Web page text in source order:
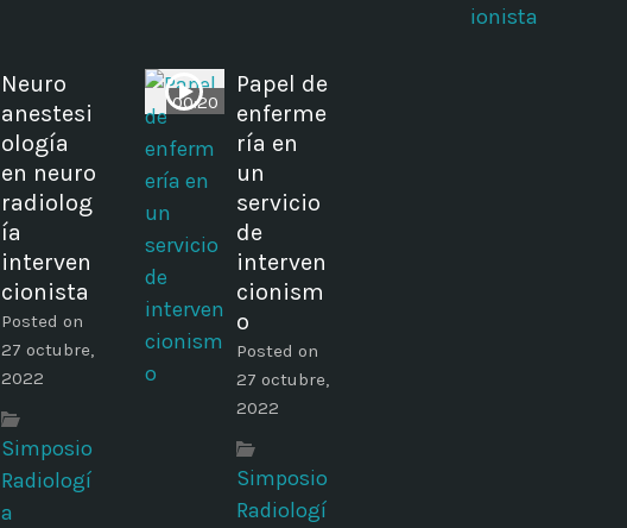
ionista
Neuro
anestesi
ología
en neuro
radiolog
ía
interven
cionista
Posted on
27 octubre,
2022
Simposio
Radiologí
a
00:20
Papel de
enferme
ría en
un
servicio
de
interven
cionism
o
Posted on
27 octubre,
2022
Simposio
Radiologí